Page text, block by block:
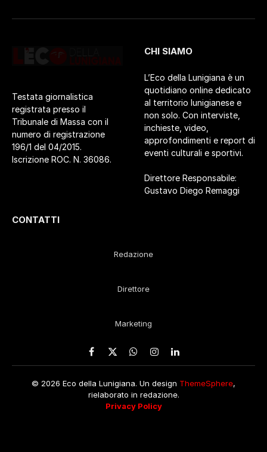
Testata giornalistica
registrata presso il
Tribunale di Massa con il
numero di registrazione
196/1 del 04/2015.
Iscrizione ROC. N. 36086.
CHI SIAMO
L’Eco della Lunigiana è un
quotidiano online dedicato
al territorio lunigianese e
non solo. Con interviste,
inchieste, video,
approfondimenti e report di
eventi culturali e sportivi.
Direttore Responsabile:
Gustavo Diego Remaggi
CONTATTI
Redazione
Direttore
Marketing
Facebook
X
WhatsApp
Instagram
LinkedIn
© 2026 Eco della Lunigiana. Un design ThemeSphere,
rielaborato in redazione.
Privacy Policy